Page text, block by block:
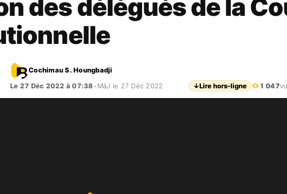
des délégués de la
Cochimau S. Houngbadji
Le 27 Déc 2022 à 07:38• MàJ le 27 Déc 2022 ↓Lire hors-ligne 1 047